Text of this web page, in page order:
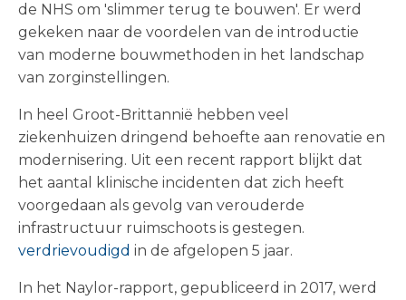
de NHS om 'slimmer terug te bouwen'. Er werd
gekeken naar de voordelen van de introductie
van moderne bouwmethoden in het landschap
van zorginstellingen.
In heel Groot-Brittannië hebben veel
ziekenhuizen dringend behoefte aan renovatie en
modernisering. Uit een recent rapport blijkt dat
het aantal klinische incidenten dat zich heeft
voorgedaan als gevolg van verouderde
infrastructuur ruimschoots is gestegen.
verdrievoudigd in de afgelopen 5 jaar.
In het Naylor-rapport, gepubliceerd in 2017, werd